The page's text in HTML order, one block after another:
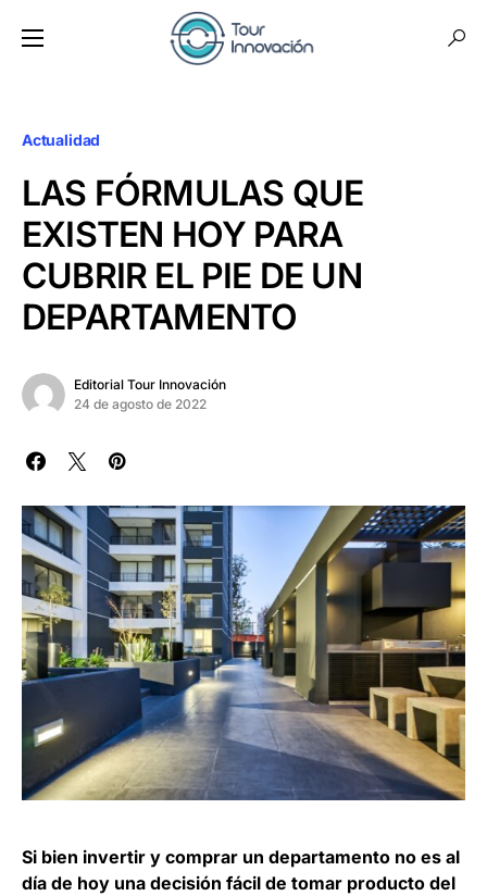
Actualidad
LAS FÓRMULAS QUE
EXISTEN HOY PARA
CUBRIR EL PIE DE UN
DEPARTAMENTO
Editorial Tour Innovación
24 de agosto de 2022
Si bien invertir y comprar un departamento no es al
día de hoy una decisión fácil de tomar producto del